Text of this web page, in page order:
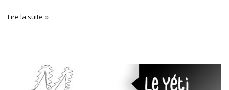
Lire la suite